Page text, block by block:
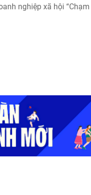
nghiệp xã hội